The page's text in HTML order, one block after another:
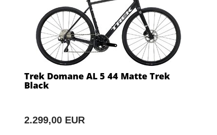
Trek Domane AL 5 44 Matte Trek
Black
2.299,00 EUR